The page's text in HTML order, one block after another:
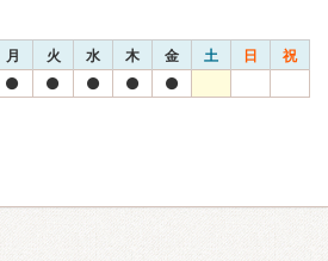
月 火 水 木 金 土 日 祝